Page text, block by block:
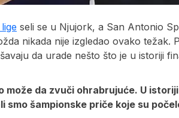
seli se u Njujork, a San Antonio
nikada nije izgledao ovako težak.
da urade nešto što je u istoriji
može da zvuči ohrabrujuće. U
smo šampionske priče koje su